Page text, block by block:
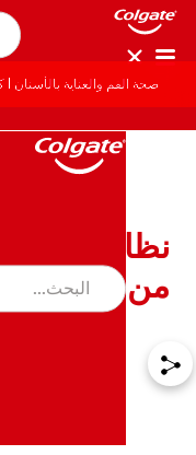
صحة الفم والعناية بالأسنان
نظام
من الملل إلى